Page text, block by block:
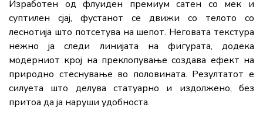
Изработен од флуиден премиум сатен со мек и
суптилен сјај, фустанот се движи со телото со
леснотија што потсетува на шепот. Неговата текстура
нежно ја следи линијата на фигурата, додека
модерниот крој на преклопување создава ефект на
природно стеснување во половината. Резултатот е
силуета што делува статуарно и издолжено, без
притоа да ја наруши удобноста.